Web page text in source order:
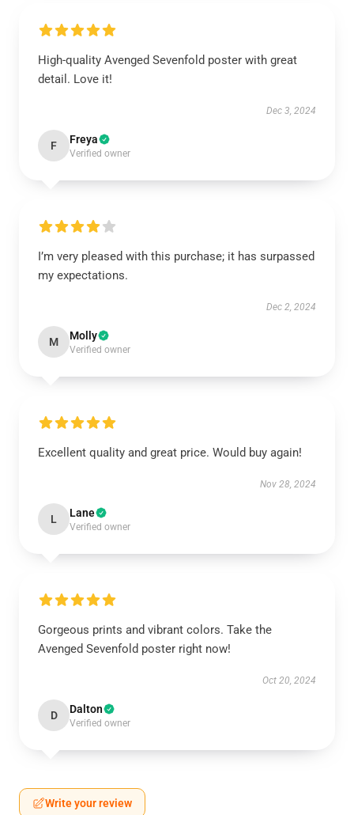
High-quality Avenged Sevenfold poster with great
detail. Love it!
Dec 3, 2024
F Freya
Verified owner
I’m very pleased with this purchase; it has surpassed
my expectations.
Dec 2, 2024
M Molly
Verified owner
Excellent quality and great price. Would buy again!
Nov 28, 2024
L Lane
Verified owner
Gorgeous prints and vibrant colors. Take the
Avenged Sevenfold poster right now!
Oct 20, 2024
D Dalton
Verified owner
Write your review